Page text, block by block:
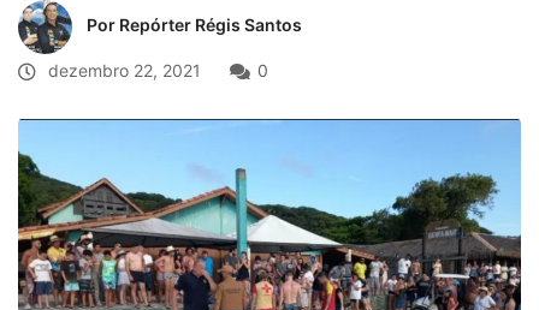
Por Repórter Régis Santos
dezembro 22, 2021 0